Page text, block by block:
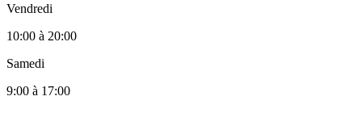
Vendredi
10:00 à 20:00
Samedi
9:00 à 17:00